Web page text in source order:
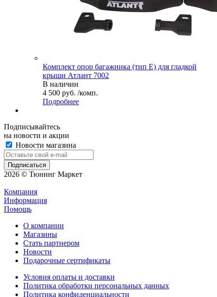
Комплект опор багажника (тип E) для гладкой
крыши Атлант 7002
В наличии
4 500 руб. /комп.
Подробнее
Подписывайтесь
на новости и акции
Новости магазина
2026 © Тюнинг Маркет
Компания
Информация
Помощь
О компании
Магазины
Стать партнером
Новости
Подарочные сертификаты
Условия оплаты и доставки
Политика обработки персональных данных
Политика конфиденциальности